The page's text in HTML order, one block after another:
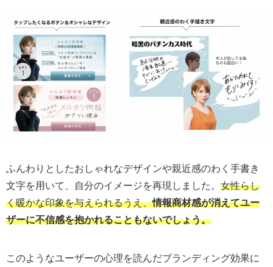
ふんわりとしたおしゃれなデザインや親近感のわく手書き
文字を用いて、自分のイメージを再現しました。 女性らし
く暖かな印象を与えられるうえ、情報商材感が消えてユー
ザーに不信感を抱かれることもないでしょう。
このようなユーザーの心理を読んだブランディング効果に